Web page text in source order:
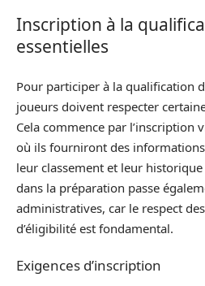
Inscription à la
essentielles
Pour participer à la qualification
joueurs doivent respecter
Cela commence par l’inscription
où ils fourniront des
leur classement et leur
dans la préparation passe
administratives, car le respect
d’éligibilité est fondamental.
Exigences d’inscription